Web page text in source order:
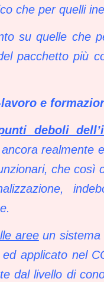
che per quelli
su quelle che
pacchetto più
e
deboli
realmente
che così
areeun sistema
applicato nel
dal livello di